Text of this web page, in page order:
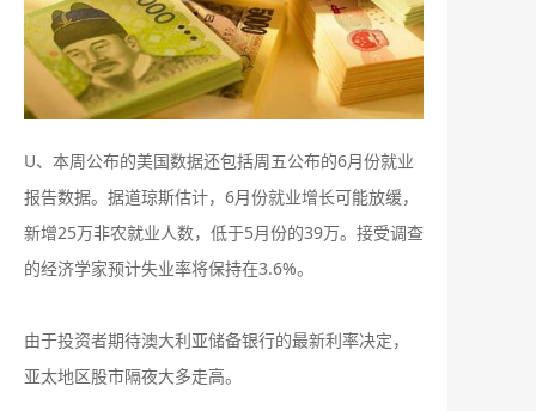
U、本周公布的美国数据还包括周五公布的6月份就业
报告数据。据道琼斯估计，6月份就业增长可能放缓，
新增25万非农就业人数，低于5月份的39万。接受调查
的经济学家预计失业率将保持在3.6%。
由于投资者期待澳大利亚储备银行的最新利率决定，
亚太地区股市隔夜大多走高。